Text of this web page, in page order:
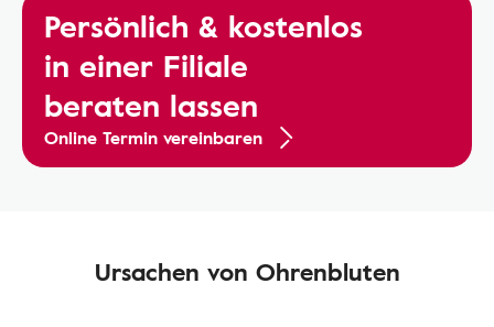
Persönlich & kostenlos
in einer Filiale
beraten lassen
Online Termin vereinbaren
Ursachen von Ohrenbluten